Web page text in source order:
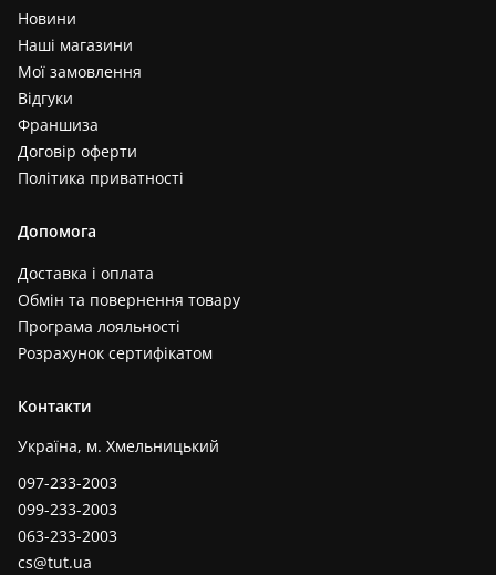
Новини
Наші магазини
Мої замовлення
Відгуки
Франшиза
Договір оферти
Політика приватності
Допомога
Доставка і оплата
Обмін та повернення товару
Програма лояльності
Розрахунок сертифікатом
Контакти
Україна, м. Хмельницький
097-233-2003
099-233-2003
063-233-2003
cs@tut.ua